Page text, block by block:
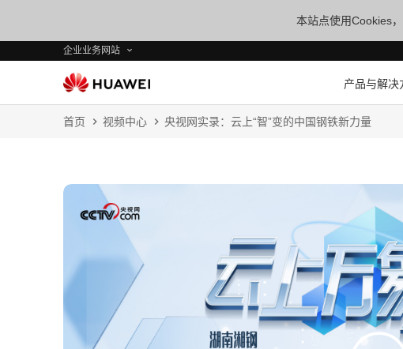
本站点使用Cookies
企业业务网站
产品与解决
首页 视频中心 央视网实录：云上“智”变的中国钢铁新力量